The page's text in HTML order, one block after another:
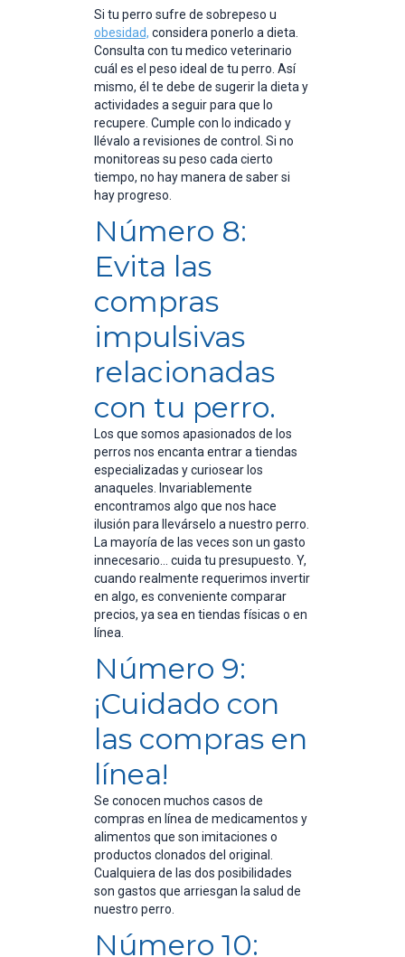
Si tu perro sufre de sobrepeso u
obesidad, considera ponerlo a dieta.
Consulta con tu medico veterinario
cuál es el peso ideal de tu perro. Así
mismo, él te debe de sugerir la dieta y
actividades a seguir para que lo
recupere. Cumple con lo indicado y
llévalo a revisiones de control. Si no
monitoreas su peso cada cierto
tiempo, no hay manera de saber si
hay progreso.
Número 8:
Evita las
compras
impulsivas
relacionadas
con tu perro.
Los que somos apasionados de los
perros nos encanta entrar a tiendas
especializadas y curiosear los
anaqueles. Invariablemente
encontramos algo que nos hace
ilusión para llevárselo a nuestro perro.
La mayoría de las veces son un gasto
innecesario… cuida tu presupuesto. Y,
cuando realmente requerimos invertir
en algo, es conveniente comparar
precios, ya sea en tiendas físicas o en
línea.
Número 9:
¡Cuidado con
las compras en
línea!
Se conocen muchos casos de
compras en línea de medicamentos y
alimentos que son imitaciones o
productos clonados del original.
Cualquiera de las dos posibilidades
son gastos que arriesgan la salud de
nuestro perro.
Número 10: